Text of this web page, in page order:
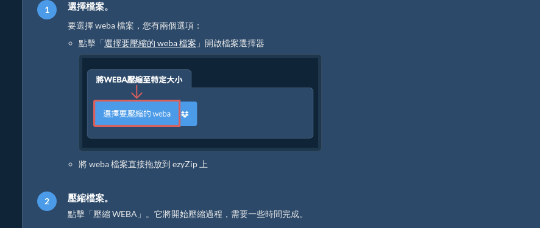
選擇檔案。
要選擇 weba 檔案，您有兩個選項：
點擊「選擇要壓縮的 weba 檔案 」開啟檔案選擇器
將 weba 檔案直接拖放到 ezyZip 上
壓縮檔案。
點擊「壓縮 WEBA」。它將開始壓縮過程，需要一些時間完成。